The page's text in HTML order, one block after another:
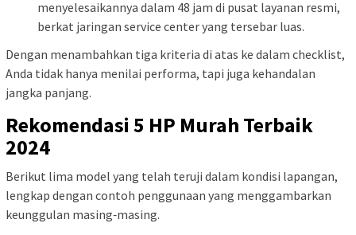
menyelesaikannya dalam 48 jam di pusat layanan resmi,
berkat jaringan service center yang tersebar luas.
Dengan menambahkan tiga kriteria di atas ke dalam checklist,
Anda tidak hanya menilai performa, tapi juga kehandalan
jangka panjang.
Rekomendasi 5 HP Murah Terbaik
2024
Berikut lima model yang telah teruji dalam kondisi lapangan,
lengkap dengan contoh penggunaan yang menggambarkan
keunggulan masing‑masing.